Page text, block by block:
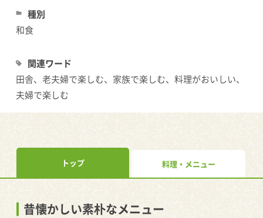
種別
和食
関連ワード
田舎、老夫婦で楽しむ、家族で楽しむ、料理がおいしい、
夫婦で楽しむ
トップ 料理・メニュー
昔懐かしい素朴なメニュー